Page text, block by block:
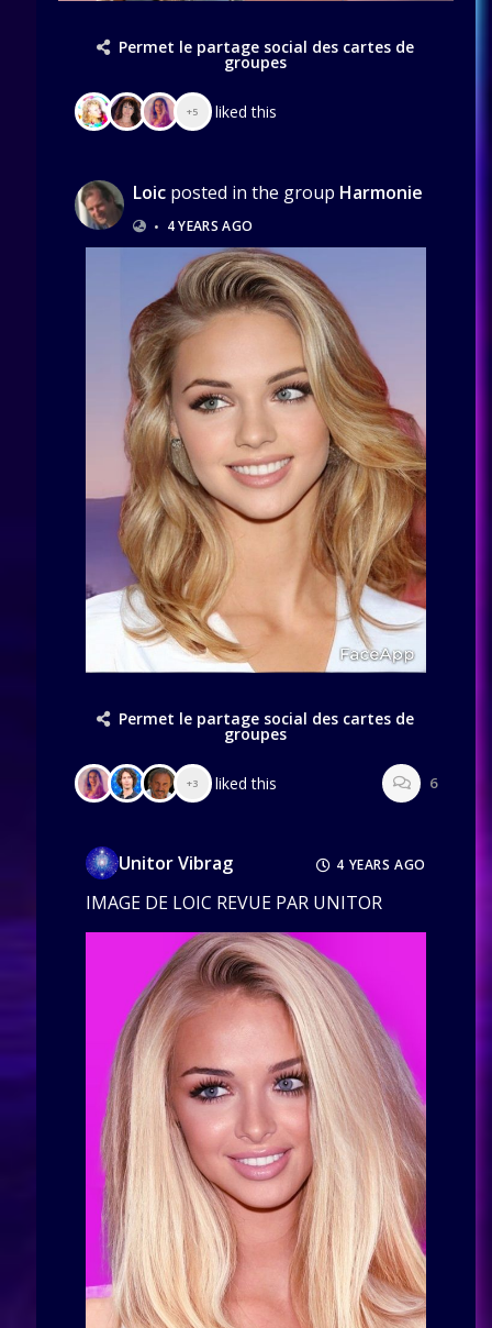
Permet le partage social des cartes de
groupes
+5 liked this
Loicposted in the group Harmonie
• 4 YEARS AGO
Permet le partage social des cartes de
groupes
+3 liked this 6
Unitor Vibrag 4 YEARS AGO
IMAGE DE LOIC REVUE PAR UNITOR